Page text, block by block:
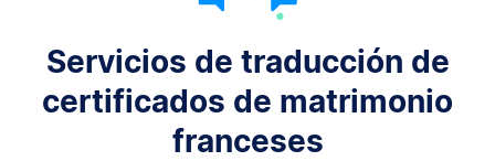
Servicios de traducción de
certificados de matrimonio
franceses